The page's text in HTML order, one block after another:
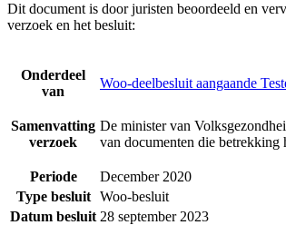
Dit document is door juristen beoordeeld en
verzoek en het besluit:
Onderdeel
van
Woo-deelbesluit aangaande
Samenvatting
verzoek
De minister van
van documenten die betrekking
Periode
December 2020
Type besluit
Woo-besluit
Datum besluit 28 september 2023